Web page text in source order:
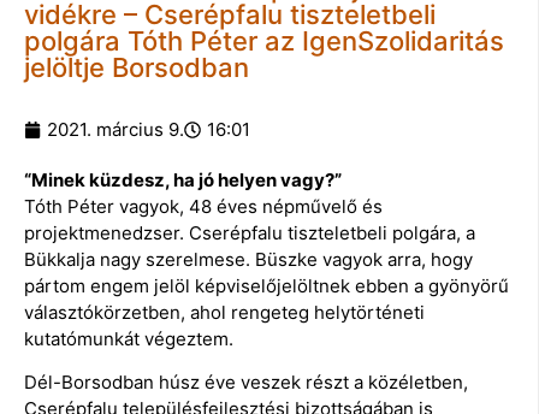
vidékre – Cserépfalu tiszteletbeli
polgára Tóth Péter az IgenSzolidaritás
jelöltje Borsodban
2021. március 9. 16:01
“Minek küzdesz, ha jó helyen vagy?”
Tóth Péter vagyok, 48 éves népművelő és
projektmenedzser. Cserépfalu tiszteletbeli polgára, a
Bükkalja nagy szerelmese. Büszke vagyok arra, hogy
pártom engem jelöl képviselőjelöltnek ebben a gyönyörű
választókörzetben, ahol rengeteg helytörténeti
kutatómunkát végeztem.
Dél-Borsodban húsz éve veszek részt a közéletben,
Cserépfalu településfejlesztési bizottságában is